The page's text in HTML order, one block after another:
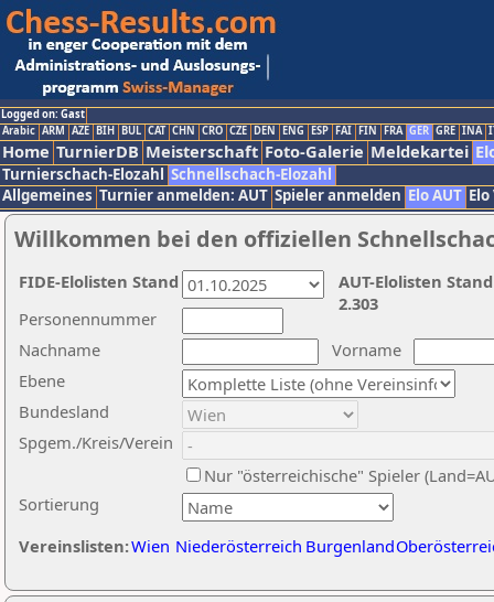
Logged on: Gast
Arabic ARM AZE BIH BUL CAT CHN CRO CZE DEN ENG ESP FAI FIN FRA GER GRE INA
Home TurnierDB Meisterschaft Foto-Galerie Meldekartei
Turnierschach-Elozahl Schnellschach-Elozahl
Allgemeines Turnier anmelden: AUT Spieler anmelden Elo AUT
Willkommen bei den offiziellen
Nachname
Vorname
Ebene
Sortierung
Personennummer
Bundesland
Spgem./Kreis/Verein
Nur "österreichische" Spieler
Vereinslisten:Wien Niederösterreich Burgenland
AUT-Elolisten
2.303
FIDE-Elolisten Stand